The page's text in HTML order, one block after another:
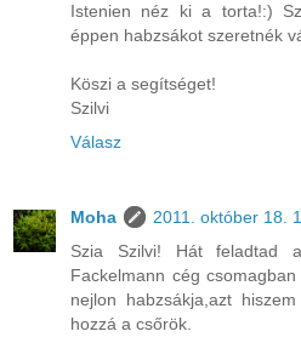
Istenien néz ki a torta!:)
éppen habzsákot szeretnék
Köszi a segítséget!
Szilvi
Válasz
Moha
2011. október 18.
Szia Szilvi! Hát feladtad
Fackelmann cég
nejlon habzsákja,azt
hozzá a csőrök.